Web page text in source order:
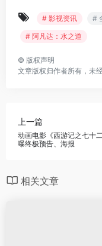
# 影视资讯 #
# 阿凡达：水之道
© 版权声明
文章版权归作者所有，未
上一篇
动画电影《西游记之七十二
曝终极预告、海报
相关文章